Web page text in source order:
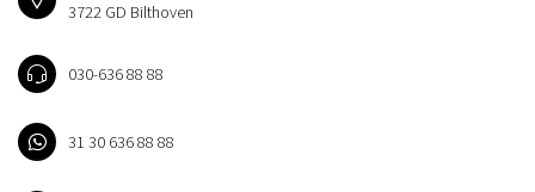
3722 GD Bilthoven
030-636 88 88
31 30 636 88 88